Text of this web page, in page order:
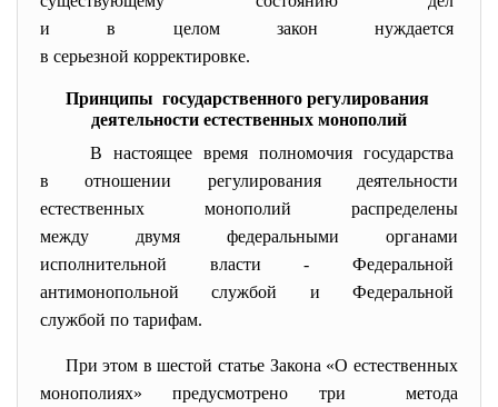
и в целом закон нуждается
в серьезной корректировке.
Принципы государственного регулирования
деятельности естественных монополий
В настоящее время полномочия государства
в отношении регулирования деятельности
естественных монополий распределены
между двумя федеральными органами
исполнительной власти - Федеральной
антимонопольной службой и Федеральной
службой по тарифам.
При этом в шестой статье Закона «О естественных
монополиях» предусмотрено три метода